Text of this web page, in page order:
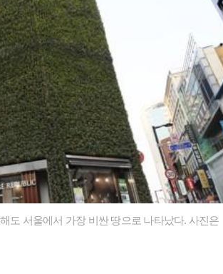
도 서울에서 가장 비싼 땅으로 나타났다. 사진은